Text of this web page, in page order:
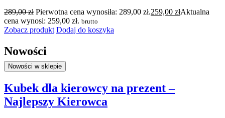
289,00zł Pierwotna cena wynosiła: 289,00 zł.259,00 złAktualna
cena wynosi: 259,00 zł. brutto
Zobacz produkt Dodaj do koszyka
Nowości
Nowości w sklepie
Kubek dla kierowcy na prezent –
Najlepszy Kierowca